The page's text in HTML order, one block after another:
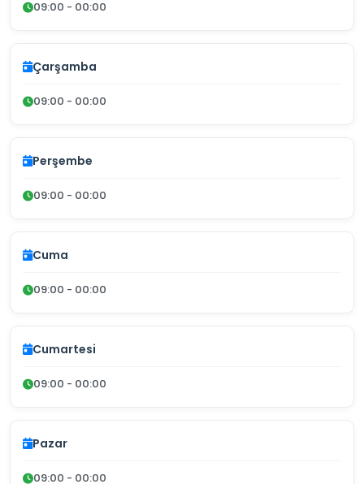
09:00 - 00:00
Çarşamba
09:00 - 00:00
Perşembe
09:00 - 00:00
Cuma
09:00 - 00:00
Cumartesi
09:00 - 00:00
Pazar
09:00 - 00:00